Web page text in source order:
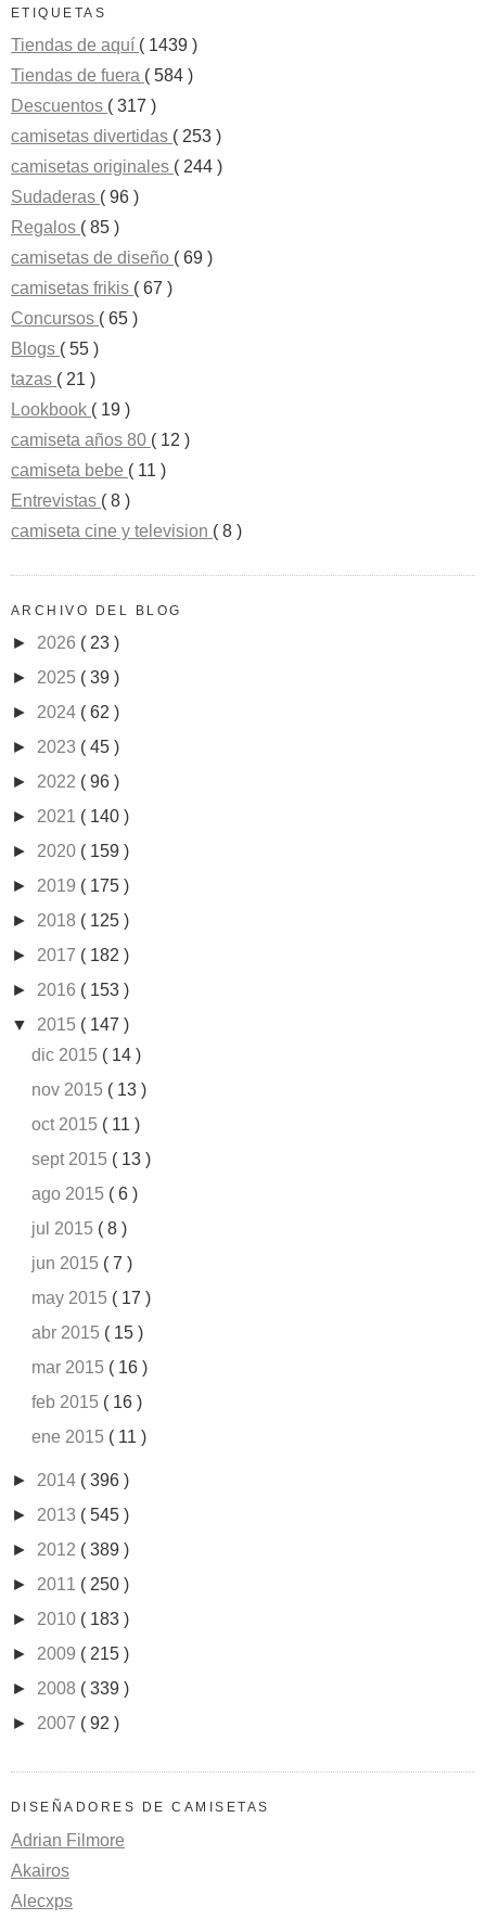
ETIQUETAS
Tiendas de aquí ( 1439 )
Tiendas de fuera ( 584 )
Descuentos ( 317 )
camisetas divertidas ( 253 )
camisetas originales ( 244 )
Sudaderas ( 96 )
Regalos ( 85 )
camisetas de diseño ( 69 )
camisetas frikis ( 67 )
Concursos ( 65 )
Blogs ( 55 )
tazas ( 21 )
Lookbook ( 19 )
camiseta años 80 ( 12 )
camiseta bebe ( 11 )
Entrevistas ( 8 )
camiseta cine y television ( 8 )
ARCHIVO DEL BLOG
► 2026 ( 23 )
► 2025 ( 39 )
► 2024 ( 62 )
► 2023 ( 45 )
► 2022 ( 96 )
► 2021 ( 140 )
► 2020 ( 159 )
► 2019 ( 175 )
► 2018 ( 125 )
► 2017 ( 182 )
► 2016 ( 153 )
▼ 2015 ( 147 )
dic 2015 ( 14 )
nov 2015 ( 13 )
oct 2015 ( 11 )
sept 2015 ( 13 )
ago 2015 ( 6 )
jul 2015 ( 8 )
jun 2015 ( 7 )
may 2015 ( 17 )
abr 2015 ( 15 )
mar 2015 ( 16 )
feb 2015 ( 16 )
ene 2015 ( 11 )
► 2014 ( 396 )
► 2013 ( 545 )
► 2012 ( 389 )
► 2011 ( 250 )
► 2010 ( 183 )
► 2009 ( 215 )
► 2008 ( 339 )
► 2007 ( 92 )
DISEÑADORES DE CAMISETAS
Adrian Filmore
Akairos
Alecxps